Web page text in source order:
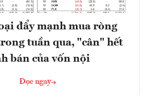
đẩy mạnh mua ròng
tuần qua, "cân" hết
bán của vốn nội
Đọc ngay